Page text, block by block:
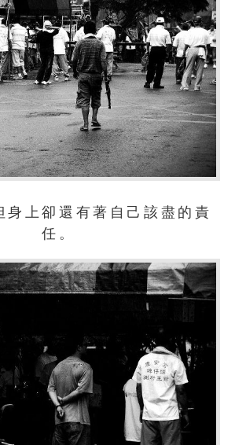
上卻還有著自己該盡的責
任。